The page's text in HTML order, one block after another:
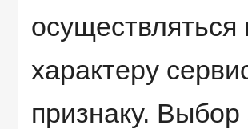
осуществляться
характеру
признаку.